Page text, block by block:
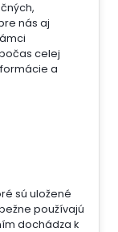
nás aj
celej
a
sú uložené
používajú
dochádza k